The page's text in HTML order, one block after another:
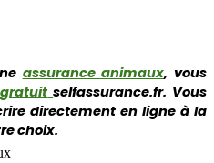
assurance animaux, vous
selfassurance.fr. Vous
directement en ligne à la
choix.